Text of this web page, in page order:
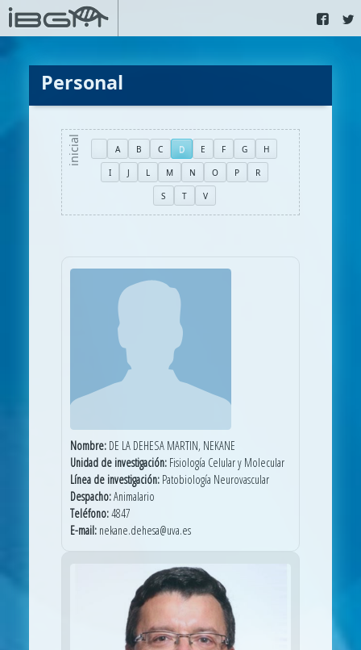
Personal
A B C D E F G H
I J L M N O P R
S T V
Nombre: DE LA DEHESA MARTIN, NEKANE
Unidad de investigación: Fisiología Celular y Molecular
Línea de investigación: Patobiología Neurovascular
Despacho:Animalario
Teléfono:4847
E-mail: nekane.dehesa@uva.es